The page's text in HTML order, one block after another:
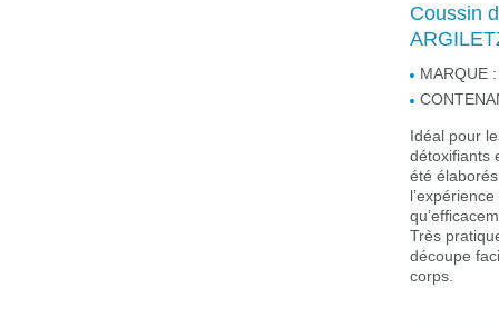
Coussin
MARQUE :
Idéal pour
détoxifiants
été
Très
découpe
corps.